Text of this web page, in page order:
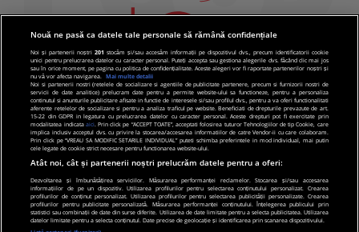
© 2019 PRO TV S.R.L |Politica de Cookie|Politica
de confidentialitate
Nouă ne pasă ca datele tale personale să rămână confidențiale
Noi și partenerii noștri201 stocăm și/sau accesăm informații pe dispozitivul dvs., precum identificatorii cookie
unici pentru prelucrarea datelor cu caracter personal. Puteți accepta sau gestiona alegerile dvs. făcând clic mai jos
sau în orice moment, pe pagina cu politica de confidențialitate. Aceste alegeri vor fi raportate partenerilor noștri și
nu vă vor afecta navigarea.
Mai multe detalii
Noi si partenerii nostri (retelele de socializare si agentiile de publicitate partenere, precum si furnizorii nostri de
servicii de date analitice) prelucram date pentru a permite website-ului sa functioneze, pentru a personaliza
continutul si anunturile publicitare afisate in functie de interesele si/sau profilul dvs., pentru a va oferi functionalitati
aferente retelelor de socializare si pentru a analiza traficul pe website. Beneficiati de drepturile prevazute de art.
15-22 din GDPR in legatura cu prelucrarea datelor cu caracter personal. Aceste drepturi pot fi exercitate prin
modalitatea indicata aici. Prin click pe “ACCEPT TOATE”, acceptati folosirea tuturor Tehnologiilor de tip Cookie, care
implica inclusiv acceptul dvs. cu privire la stocarea/accesarea informatiilor de catre Vendor-ii cu care colaboram.
Prin click pe “VREAU SA MODIFIC SETARILE INDIVIDUAL” puteti schimba preferintele in mod individual, mai putin
cele legate de cookie strict necesare pentru functionarea website-ului.
Atât noi, cât și partenerii noștri prelucrăm datele pentru a oferi:
Dezvoltarea și îmbunătățirea serviciilor. Măsurarea performanței reclamelor. Stocarea și/sau accesarea
informațiilor de pe un dispozitiv. Utilizarea profilurilor pentru selectarea conținutului personalizat. Crearea
profilurilor de conținut personalizat. Utilizarea profilurilor pentru selectarea publicității personalizate. Crearea
profilurilor pentru publicitate personalizată. Măsurarea performanței conținutului. Înțelegerea publicului prin
statistici sau combinații de date din surse diferite. Utilizarea de date limitate pentru a selecta publicitatea. Utilizarea
datelor limitate pentru a selecta conținutul. Date precise de geolocație și identificarea prin scanarea dispozitivului.